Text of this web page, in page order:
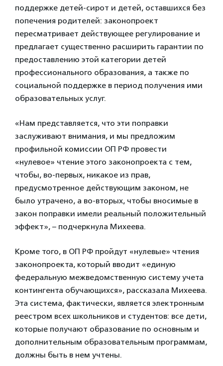
поддержке детей-сирот и детей, оставшихся без
попечения родителей: законопроект
пересматривает действующее регулирование и
предлагает существенно расширить гарантии по
предоставлению этой категории детей
профессионального образования, а также по
социальной поддержке в период получения ими
образовательных услуг.
«Нам представляется, что эти поправки
заслуживают внимания, и мы предложим
профильной комиссии ОП РФ провести
«нулевое» чтение этого законопроекта с тем,
чтобы, во-первых, никакое из прав,
предусмотренное действующим законом, не
было утрачено, а во-вторых, чтобы вносимые в
закон поправки имели реальный положительный
эффект», – подчеркнула Михеева.
Кроме того, в ОП РФ пройдут «нулевые» чтения
законопроекта, который вводит «единую
федеральную межведомственную систему учета
контингента обучающихся», рассказала Михеева.
Эта система, фактически, является электронным
реестром всех школьников и студентов: все дети,
которые получают образование по основным и
дополнительным образовательным программам,
должны быть в нем учтены.